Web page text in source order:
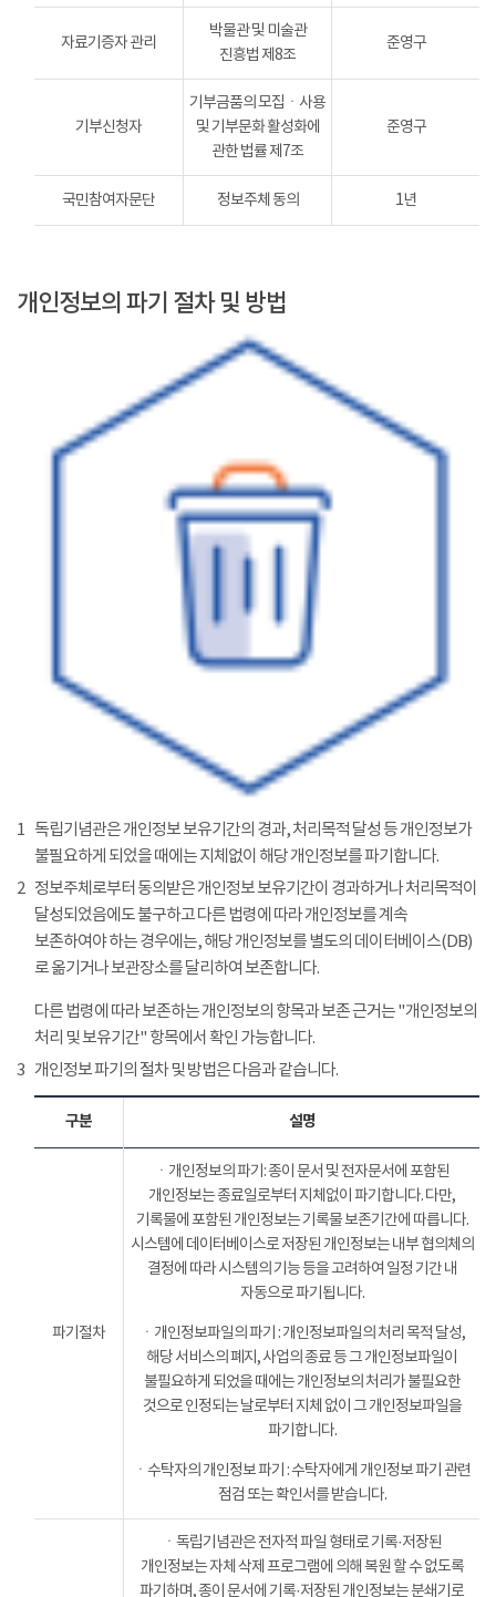
자료기증자 관리
박물관 및 미술관
진흥법 제8조
준영구
기부신청자
기부금품의 모집ㆍ사용
및 기부문화 활성화에
관한 법률 제7조
준영구
국민참여자문단 정보주체 동의 1년
개인정보의 파기 절차 및 방법
1 독립기념관은 개인정보 보유기간의 경과, 처리목적 달성 등 개인정보가
불필요하게 되었을 때에는 지체없이 해당 개인정보를 파기합니다.
2 정보주체로부터 동의받은 개인정보 보유기간이 경과하거나 처리목적이
달성되었음에도 불구하고 다른 법령에 따라 개인정보를 계속
보존하여야 하는 경우에는, 해당 개인정보를 별도의 데이터베이스(DB)
로 옮기거나 보관장소를 달리하여 보존합니다.
다른 법령에 따라 보존하는 개인정보의 항목과 보존 근거는 "개인정보의
처리 및 보유기간" 항목에서 확인 가능합니다.
3 개인정보 파기의 절차 및 방법은 다음과 같습니다.
구분 설명
파기절차
ㆍ개인정보의 파기: 종이 문서 및 전자문서에 포함된
개인정보는 종료일로부터 지체없이 파기합니다. 다만,
기록물에 포함된 개인정보는 기록물 보존기간에 따릅니다.
시스템에 데이터베이스로 저장된 개인정보는 내부 협의체의
결정에 따라 시스템의 기능 등을 고려하여 일정 기간 내
자동으로 파기됩니다.
ㆍ개인정보파일의 파기 : 개인정보파일의 처리 목적 달성,
해당 서비스의 폐지, 사업의 종료 등 그 개인정보파일이
불필요하게 되었을 때에는 개인정보의 처리가 불필요한
것으로 인정되는 날로부터 지체 없이 그 개인정보파일을
파기합니다.
ㆍ수탁자의 개인정보 파기 : 수탁자에게 개인정보 파기 관련
점검 또는 확인서를 받습니다.
ㆍ독립기념관은 전자적 파일 형태로 기록·저장된
개인정보는 자체 삭제 프로그램에 의해 복원 할 수 없도록
파기하며, 종이 문서에 기록·저장된 개인정보는 분쇄기로